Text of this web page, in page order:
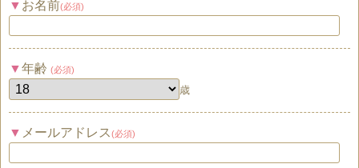
お名前(必須)
年齢 (必須)
歳
メールアドレス (必須)